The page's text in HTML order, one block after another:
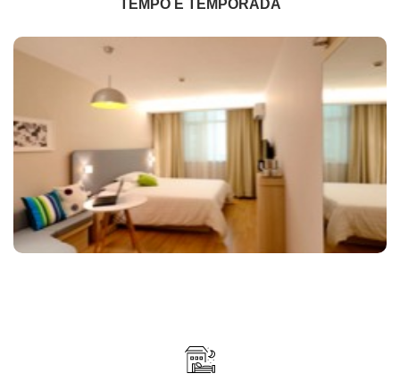
TEMPO E TEMPORADA